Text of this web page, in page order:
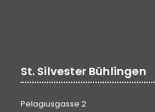
St. Silvester Bühlingen
Pelagiusgasse 2